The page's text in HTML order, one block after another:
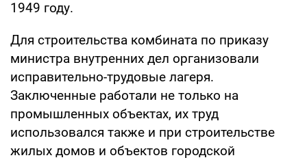
1949 году.
Для строительства комбината по приказу
министра внутренних дел организовали
исправительно-трудовые лагеря.
Заключенные работали не только на
промышленных объектах, их труд
использовался также и при строительстве
жилых домов и объектов городской